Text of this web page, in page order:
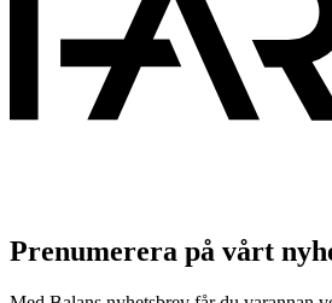
Prenumerera på vårt